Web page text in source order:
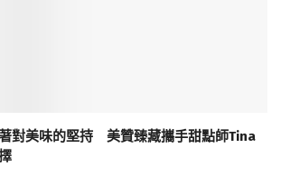
對美味的堅持 美贊臻藏攜手甜點師Tina